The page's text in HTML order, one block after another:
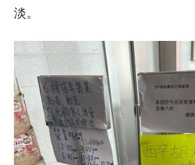
淡。